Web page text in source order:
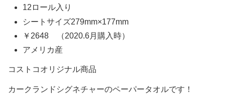
12ロール入り
シートサイズ279mm×177mm
￥2648 （2020.6月購入時）
アメリカ産
コストコオリジナル商品
カークランドシグネチャーのペーパータオルです！